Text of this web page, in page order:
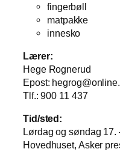
fingerbøll
matpakke
innesko
Lærer:
Hege Rognerud
Epost:
Tlf.: 900 11 437
Tid/sted:
Lørdag og søndag 17.
Hovedhuset, Asker